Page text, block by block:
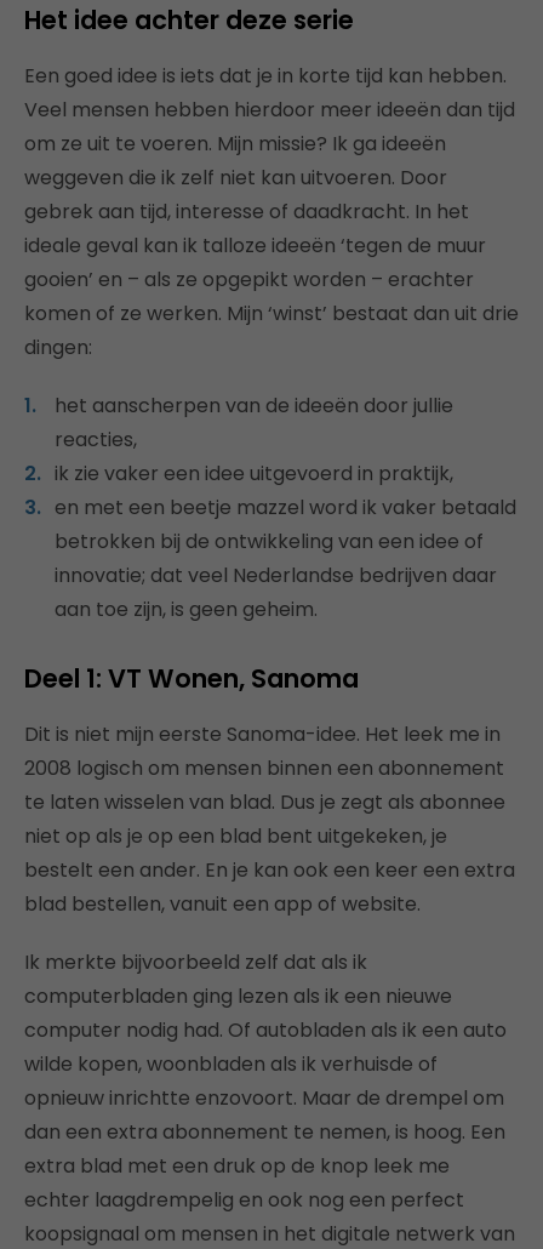
Het idee achter deze serie
Een goed idee is iets dat je in korte tijd kan hebben.
Veel mensen hebben hierdoor meer ideeën dan tijd
om ze uit te voeren. Mijn missie? Ik ga ideeën
weggeven die ik zelf niet kan uitvoeren. Door
gebrek aan tijd, interesse of daadkracht. In het
ideale geval kan ik talloze ideeën ‘tegen de muur
gooien’ en – als ze opgepikt worden – erachter
komen of ze werken. Mijn ‘winst’ bestaat dan uit drie
dingen:
het aanscherpen van de ideeën door jullie
reacties,
ik zie vaker een idee uitgevoerd in praktijk,
en met een beetje mazzel word ik vaker betaald
betrokken bij de ontwikkeling van een idee of
innovatie; dat veel Nederlandse bedrijven daar
aan toe zijn, is geen geheim.
Deel 1: VT Wonen, Sanoma
Dit is niet mijn eerste Sanoma-idee. Het leek me in
2008 logisch om mensen binnen een abonnement
te laten wisselen van blad. Dus je zegt als abonnee
niet op als je op een blad bent uitgekeken, je
bestelt een ander. En je kan ook een keer een extra
blad bestellen, vanuit een app of website.
Ik merkte bijvoorbeeld zelf dat als ik
computerbladen ging lezen als ik een nieuwe
computer nodig had. Of autobladen als ik een auto
wilde kopen, woonbladen als ik verhuisde of
opnieuw inrichtte enzovoort. Maar de drempel om
dan een extra abonnement te nemen, is hoog. Een
extra blad met een druk op de knop leek me
echter laagdrempelig en ook nog een perfect
koopsignaal om mensen in het digitale netwerk van